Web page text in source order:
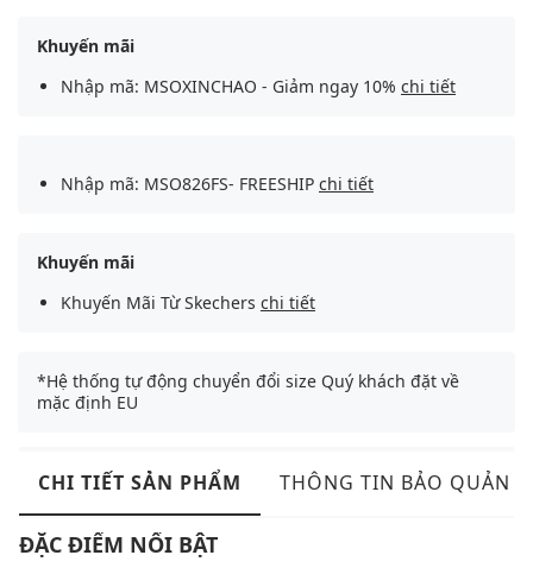
Khuyến mãi
Nhập mã: MSOXINCHAO - Giảm ngay 10% chi tiết
Nhập mã: MSO826FS- FREESHIP chi tiết
Khuyến mãi
Khuyến Mãi Từ Skechers chi tiết
*Hệ thống tự động chuyển đổi size Quý khách đặt về
mặc định EU
CHI TIẾT SẢN PHẨM THÔNG TIN BẢO QUẢN
ĐẶC ĐIỂM NỔI BẬT